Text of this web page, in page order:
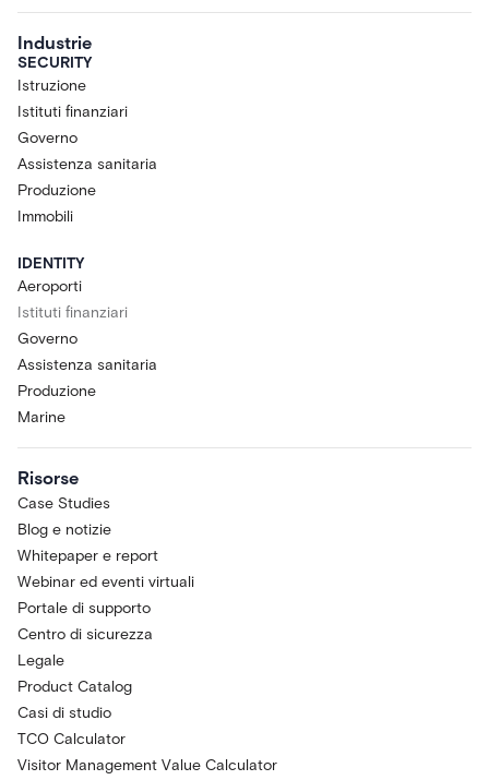
Industrie
SECURITY
Istruzione
Istituti finanziari
Governo
Assistenza sanitaria
Produzione
Immobili
IDENTITY
Aeroporti
Istituti finanziari
Governo
Assistenza sanitaria
Produzione
Marine
Risorse
Case Studies
Blog e notizie
Whitepaper e report
Webinar ed eventi virtuali
Portale di supporto
Centro di sicurezza
Legale
Product Catalog
Casi di studio
TCO Calculator
Visitor Management Value Calculator